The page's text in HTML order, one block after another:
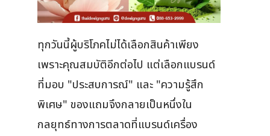
ทุกวันนี้ผู้บริโภคไม่ได้เลือกสินค้าเพียง
เพราะคุณสมบัติอีกต่อไป แต่เลือกแบรนด์
ที่มอบ "ประสบการณ์" และ "ความรู้สึก
พิเศษ" ของแถมจึงกลายเป็นหนึ่งใน
กลยุทธ์ทางการตลาดที่แบรนด์เครื่อง